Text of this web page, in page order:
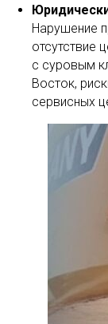
Нарушение
отсутствие
с суровым
Восток,
сервисных